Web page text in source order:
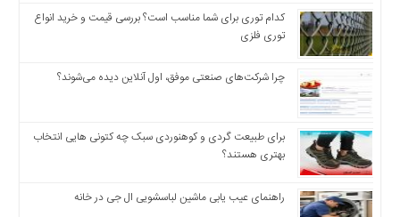
حوادث
اخبار
سیاسی
اخبار
فرهنگی
اخبار
سایت
برگه
نمونه
کدام توری برای شما مناسب است؟ بررسی قیمت و خرید انواع
توری فلزی
چرا شرکت‌های صنعتی موفق، اول آنلاین دیده می‌شوند؟
برای طبیعت گردی و کوهنوردی سبک چه کتونی هایی انتخاب
بهتری هستند؟
راهنمای عیب یابی ماشین لباسشویی ال جی در خانه